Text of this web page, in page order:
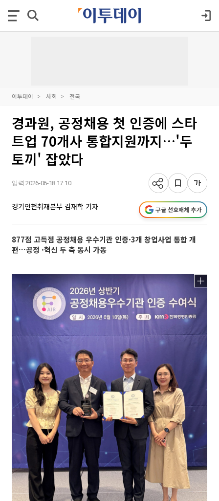
이투데이 사회 전국
경과원, 공정채용 첫 인증에 스타
트업 70개사 통합지원까지…'두
토끼' 잡았다
입력 2026-06-18 17:10
경기인천취재본부 김재학 기자 구글 선호매체 추가
877점 고득점 공정채용 우수기관 인증·3개 창업사업 통합 개
편…공정 ·혁신 두 축 동시 가동